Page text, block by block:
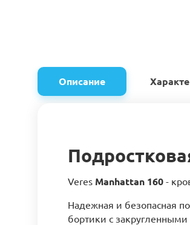
Описание
Veres Manhattan 160 -
Надежная и безопасная
бортики с